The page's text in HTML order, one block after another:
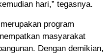
hari,” tegasnya.
program
masyarakat
Dengan demikian,